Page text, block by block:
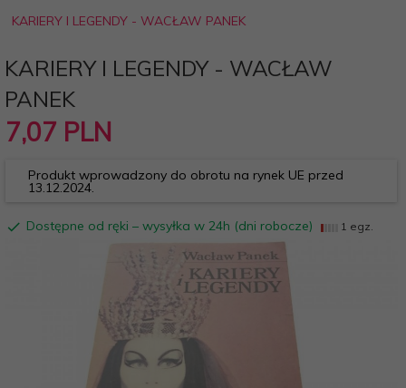
KARIERY I LEGENDY - WACŁAW PANEK
KARIERY I LEGENDY - WACŁAW
PANEK
7,07 PLN
Produkt wprowadzony do obrotu na rynek UE przed
13.12.2024.
Dostępne od ręki – wysyłka w 24h (dni robocze) 1 egz.